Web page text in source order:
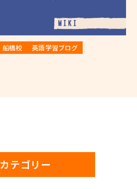
船橋校 英語学習ブログ
カテゴリー